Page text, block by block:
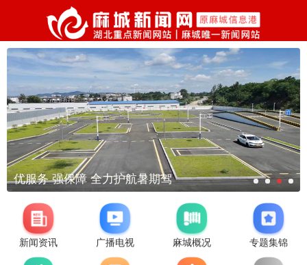
优服务 强保障 全力护航暑期驾
新闻资讯 广播电视 麻城概况 专题集锦